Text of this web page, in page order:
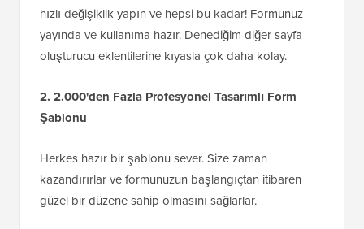
hızlı değişiklik yapın ve hepsi bu kadar! Formunuz
yayında ve kullanıma hazır. Denediğim diğer sayfa
oluşturucu eklentilerine kıyasla çok daha kolay.
2. 2.000'den Fazla Profesyonel Tasarımlı Form
Şablonu
Herkes hazır bir şablonu sever. Size zaman
kazandırırlar ve formunuzun başlangıçtan itibaren
güzel bir düzene sahip olmasını sağlarlar.